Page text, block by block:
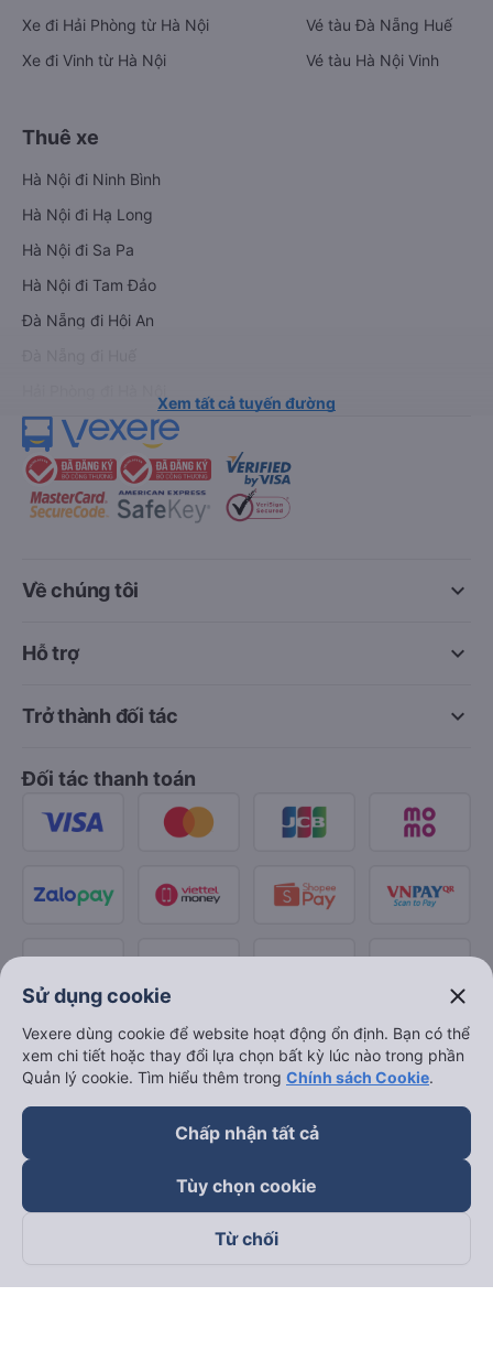
Xe đi Hải Phòng từ Hà Nội
Xe đi Vinh từ Hà Nội
Vé tàu Đà Nẵng Huế
Vé tàu Hà Nội Vinh
Thuê xe
Hà Nội đi Ninh Bình
Hà Nội đi Hạ Long
Hà Nội đi Sa Pa
Hà Nội đi Tam Đảo
Đà Nẵng đi Hội An
Xem tất cả tuyến đường
keyboard_arrow_down
Về chúng tôi
keyboard_arrow_down
Hỗ trợ
keyboard_arrow_down
Trở thành đối tác
Đối tác thanh toán
Theo dõi chúng tôi trên
Sử dụng cookie close
Vexere dùng cookie để website hoạt động ổn định. Bạn có thể
xem chi tiết hoặc thay đổi lựa chọn bất kỳ lúc nào trong phần
Quản lý cookie. Tìm hiểu thêm trong Chính sách Cookie.
Chấp nhận tất cả
Tùy chọn cookie
Từ chối